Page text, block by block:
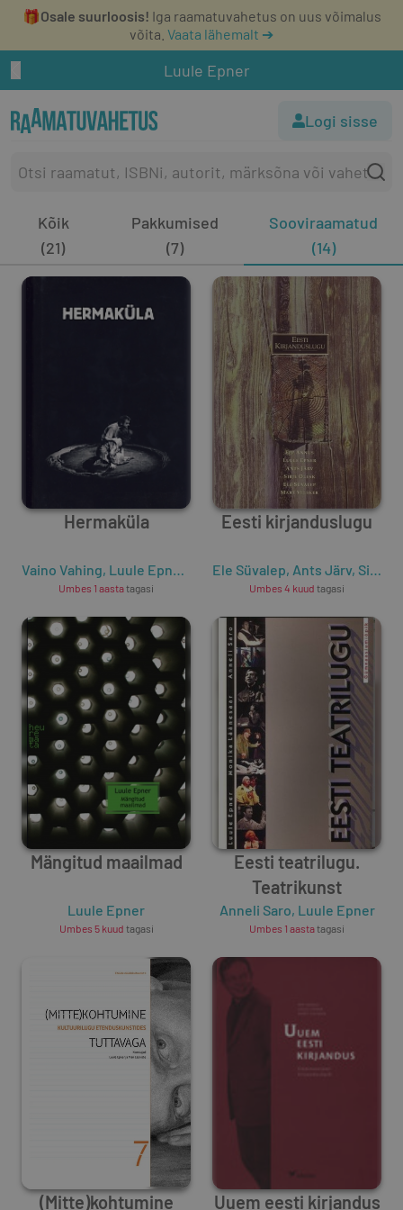
🎁Osale suurloosis! Iga raamatuvahetus on uus võimalus
võita. Vaata lähemalt ➔
Luule Epner
Logi sisse
Kõik
(21)
Pakkumised
(7)
Sooviraamatud
(14)
Hermaküla
Vaino Vahing, Luule Epner Mati Unt
Umbes 1 aastatagasi
Eesti kirjanduslugu
Ele Süvalep, Ants Järv, Sirje Olesk
Umbes 4 kuud tagasi
Mängitud maailmad
Luule Epner
Umbes 5 kuud tagasi
Eesti teatrilugu.
Teatrikunst
Anneli Saro, Luule Epner
Umbes 1 aastatagasi
(Mitte)kohtumine
Uuem eesti kirjandus